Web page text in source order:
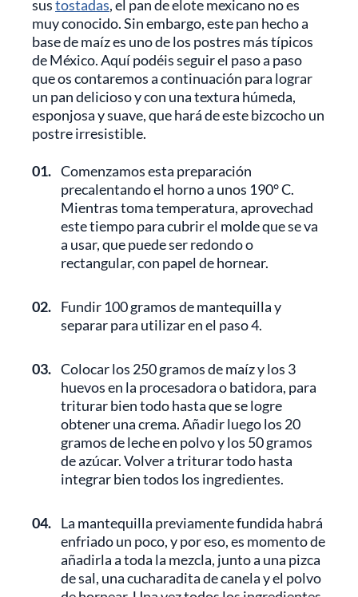
sustostadas, el pan de elote mexicano no es
muy conocido. Sin embargo, este pan hecho a
base de maíz es uno de los postres más típicos
de México. Aquí podéis seguir el paso a paso
que os contaremos a continuación para lograr
un pan delicioso y con una textura húmeda,
esponjosa y suave, que hará de este bizcocho un
postre irresistible.
01. Comenzamos esta preparación
precalentando el horno a unos 190° C.
Mientras toma temperatura, aprovechad
este tiempo para cubrir el molde que se va
a usar, que puede ser redondo o
rectangular, con papel de hornear.
02. Fundir 100 gramos de mantequilla y
separar para utilizar en el paso 4.
03. Colocar los 250 gramos de maíz y los 3
huevos en la procesadora o batidora, para
triturar bien todo hasta que se logre
obtener una crema. Añadir luego los 20
gramos de leche en polvo y los 50 gramos
de azúcar. Volver a triturar todo hasta
integrar bien todos los ingredientes.
04. La mantequilla previamente fundida habrá
enfriado un poco, y por eso, es momento de
añadirla a toda la mezcla, junto a una pizca
de sal, una cucharadita de canela y el polvo